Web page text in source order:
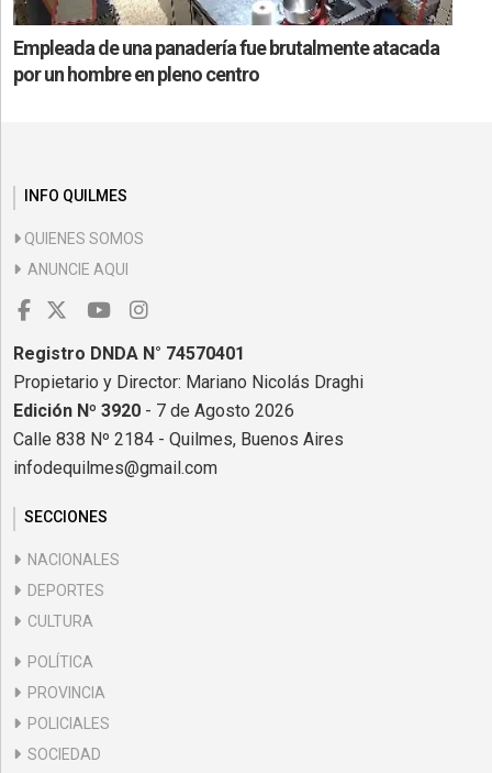
Empleada de una panadería fue brutalmente atacada
por un hombre en pleno centro
INFO QUILMES
QUIENES SOMOS
ANUNCIE AQUI
Registro DNDA N° 74570401
Propietario y Director: Mariano Nicolás Draghi
Edición Nº 3920 - 7 de Agosto 2026
Calle 838 Nº 2184 - Quilmes, Buenos Aires
infodequilmes@gmail.com
SECCIONES
NACIONALES
DEPORTES
CULTURA
POLÍTICA
PROVINCIA
POLICIALES
SOCIEDAD